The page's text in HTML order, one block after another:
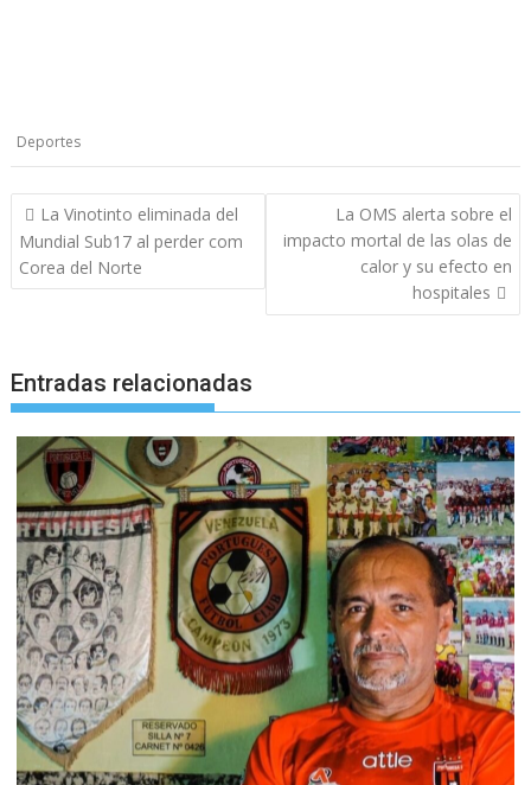
Deportes
Navegación
de
entradas
La Vinotinto eliminada del
Mundial Sub17 al perder com
Corea del Norte
La OMS alerta sobre el
impacto mortal de las olas de
calor y su efecto en
hospitales
Entradas relacionadas